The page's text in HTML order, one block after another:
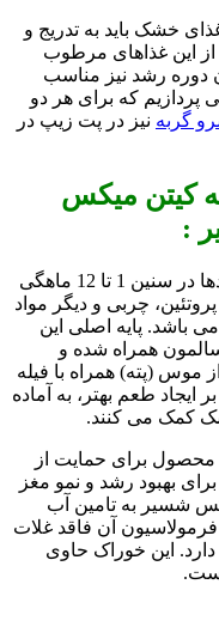
خشک باید به تدریج و
این غذاهای مرطوب
دوره رشد نیز مناسب
که برای هر دو
گربه نیز در پت زیپ در
کیتن میکس
:
این محصول برای بچه گربه های همه نژادها در سنین 1 تا 12 ماهگی
چربی و دیگر مواد
باشد. پایه اصلی این
همراه شده و
موس (پته) همراه با فیله
طعم بهتر، به آماده
کمک می کنند.
محصول برای حمایت از
رشد مناسب است. همچنین حاوی DHA برای بهبود رشد و نمو مغز
شسیر به تامین آب
آن فاقد غلات
این خوراک حاوی